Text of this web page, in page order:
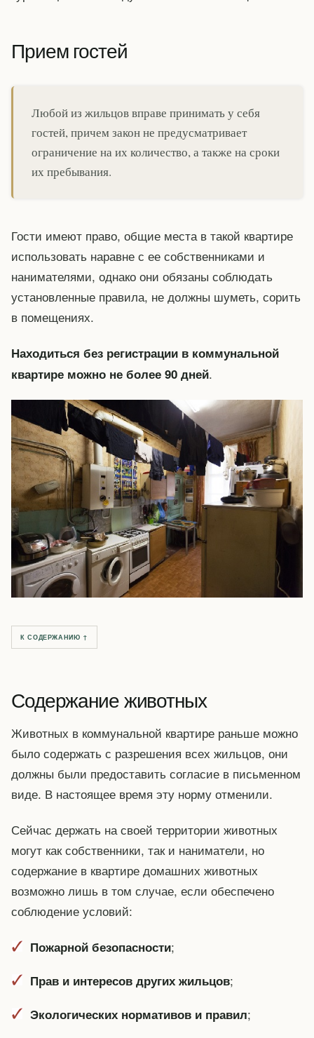
Прием гостей
Любой из жильцов вправе принимать у себя
гостей, причем закон не предусматривает
ограничение на их количество, а также на сроки
их пребывания.
Гости имеют право, общие места в такой квартире
использовать наравне с ее собственниками и
нанимателями, однако они обязаны соблюдать
установленные правила, не должны шуметь, сорить
в помещениях.
Находиться без регистрации в коммунальной
квартире можно не более 90 дней.
К СОДЕРЖАНИЮ ↑
Содержание животных
Животных в коммунальной квартире раньше можно
было содержать с разрешения всех жильцов, они
должны были предоставить согласие в письменном
виде. В настоящее время эту норму отменили.
Сейчас держать на своей территории животных
могут как собственники, так и наниматели, но
содержание в квартире домашних животных
возможно лишь в том случае, если обеспечено
соблюдение условий:
Пожарной безопасности;
Прав и интересов других жильцов;
Экологических нормативов и правил;